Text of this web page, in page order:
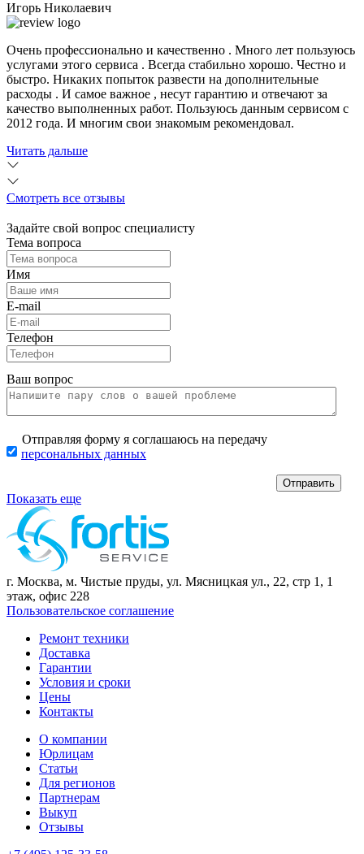
Игорь Николаевич
Очень профессионально и качественно . Много лет пользуюсь
услугами этого сервиса . Всегда стабильно хорошо. Честно и
быстро. Никаких попыток развести на дополнительные
расходы . И самое важное , несут гарантию и отвечают за
качество выполненных работ. Пользуюсь данным сервисом с
2012 года. И многим свои знакомым рекомендовал.
Читать дальше
Смотреть все отзывы
Задайте свой вопрос специалисту
Тема вопроса
Имя
E-mail
Телефон
Ваш вопрос
Отправляя форму я соглашаюсь на передачу
персональных данных
Показать еще
г. Москва, м. Чистые пруды, ул. Мясницкая ул., 22, стр 1, 1
этаж, офис 228
Пользовательское соглашение
Ремонт техники
Доставка
Гарантии
Условия и сроки
Цены
Контакты
О компании
Юрлицам
Статьи
Для регионов
Партнерам
Выкуп
Отзывы